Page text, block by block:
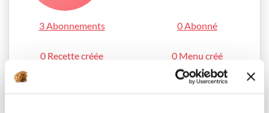
3 Abonnements 0 Abonné
0 Recette créée 0 Menu créé